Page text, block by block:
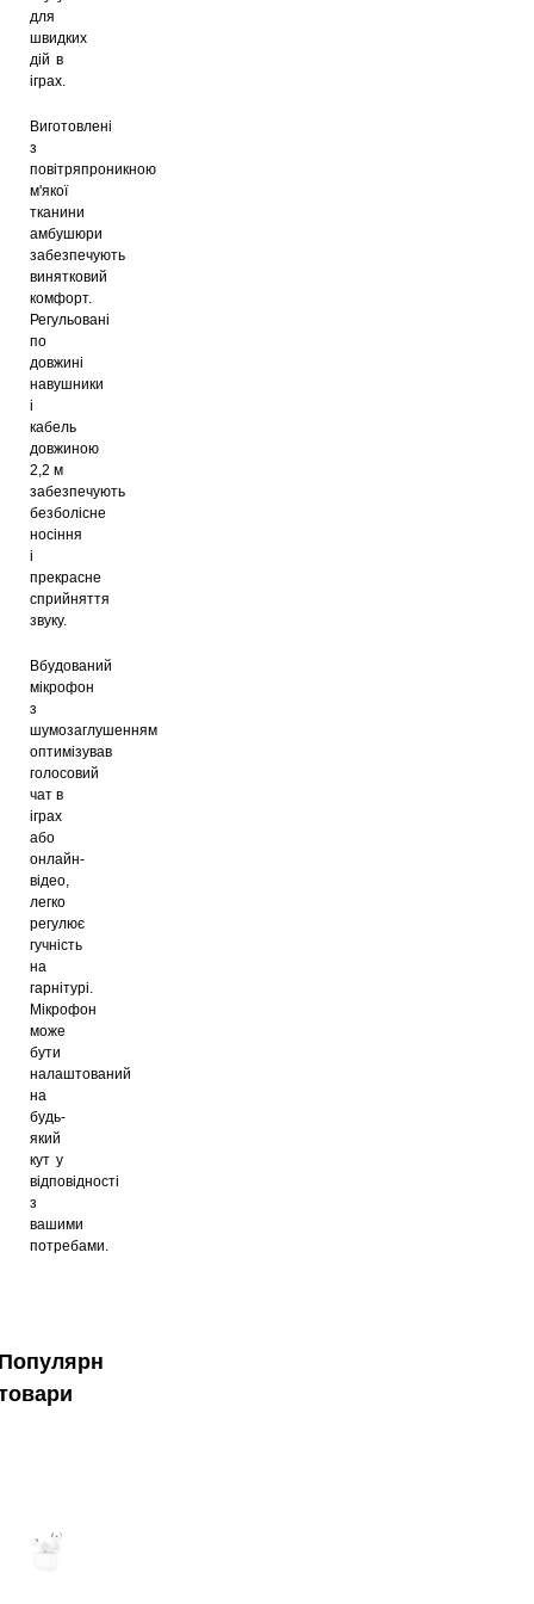
для
швидких
дій в
іграх.
Виготовлені
з
повітряпроникною
м'якої
тканини
амбушюри
забезпечують
винятковий
комфорт.
Регульовані
по
довжині
навушники
і
кабель
довжиною
2,2 м
забезпечують
безболісне
носіння
і
прекрасне
сприйняття
звуку.
Вбудований
мікрофон
з
шумозаглушенням
оптимізував
голосовий
чат в
іграх
або
онлайн-
відео,
легко
регулює
гучність
на
гарнітурі.
Мікрофон
може
бути
налаштований
на
будь-
який
кут у
відповідності
з
вашими
потребами.